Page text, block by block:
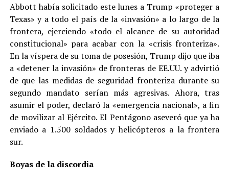
Abbott había solicitado este lunes a Trump «proteger a
Texas» y a todo el país de la «invasión» a lo largo de la
frontera, ejerciendo «todo el alcance de su autoridad
constitucional» para acabar con la «crisis fronteriza».
En la víspera de su toma de posesión, Trump dijo que iba
a «detener la invasión» de fronteras de EE.UU. y advirtió
de que las medidas de seguridad fronteriza durante su
segundo mandato serían más agresivas. Ahora, tras
asumir el poder, declaró la «emergencia nacional», a fin
de movilizar al Ejército. El Pentágono aseveró que ya ha
enviado a 1.500 soldados y helicópteros a la frontera
sur.
Boyas de la discordia